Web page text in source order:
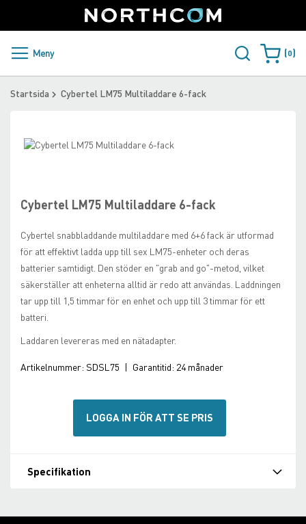
to
Content
Sweden
PRODUKTER OCH LÖSNINGAR
ÅTERFÖRSÄLJARE
Meny Varukorgen
0
Startsida Cybertel LM75 Multiladdare 6-fack
Cybertel LM75 Multiladdare 6-fack
Cybertel snabbladdande multiladdare med 6+6 fack är utformad
för att effektivt ladda upp till sex LM75-enheter och deras
batterier samtidigt. Den stöder en "grab and go"-metod, vilket
säkerställer att enheterna alltid är redo att användas. Laddningen
tar upp till 1,5 timmar för en enhet och upp till 3 timmar för ett
batteri.
Laddaren levereras med en nätadapter.
Artikelnummer: SDSL75 | Garantitid: 24 månader
LOGGA IN FÖR ATT SE PRIS
Skip
of
the
gallery
beginning
of
images
gallery
Specifikation